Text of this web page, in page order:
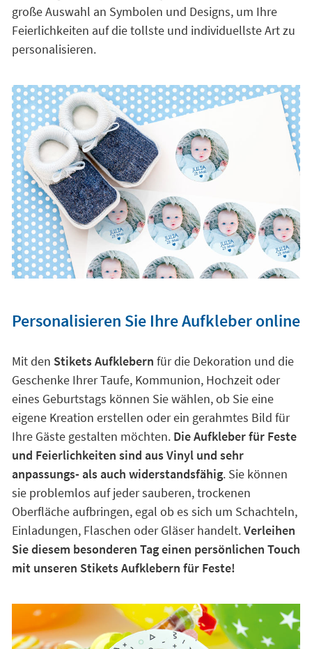
große Auswahl an Symbolen und Designs, um Ihre
Feierlichkeiten auf die tollste und individuellste Art zu
personalisieren.
Personalisieren Sie Ihre Aufkleber online
Mit den Stikets Aufklebern für die Dekoration und die
Geschenke Ihrer Taufe, Kommunion, Hochzeit oder
eines Geburtstags können Sie wählen, ob Sie eine
eigene Kreation erstellen oder ein gerahmtes Bild für
Ihre Gäste gestalten möchten. Die Aufkleber für Feste
und Feierlichkeiten sind aus Vinyl und sehr
anpassungs- als auch widerstandsfähig. Sie können
sie problemlos auf jeder sauberen, trockenen
Oberfläche aufbringen, egal ob es sich um Schachteln,
Einladungen, Flaschen oder Gläser handelt.Verleihen
Sie diesem besonderen Tag einen persönlichen Touch
mit unseren Stikets Aufklebern für Feste!